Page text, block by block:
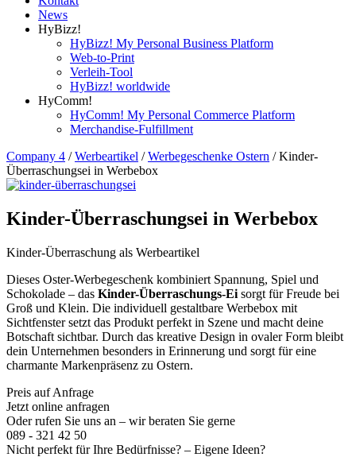
News
HyBizz!
HyBizz! My Personal Business Platform
Web-to-Print
Verleih-Tool
HyBizz! worldwide
HyComm!
HyComm! My Personal Commerce Platform
Merchandise-Fulfillment
Company 4 / Werbeartikel / Werbegeschenke Ostern / Kinder-
Überraschungsei in Werbebox
Kinder-Überraschungsei in Werbebox
Kinder-Überraschung als Werbeartikel
Dieses Oster-Werbegeschenk kombiniert Spannung, Spiel und
Schokolade – das Kinder-Überraschungs-Ei sorgt für Freude bei
Groß und Klein. Die individuell gestaltbare Werbebox mit
Sichtfenster setzt das Produkt perfekt in Szene und macht deine
Botschaft sichtbar. Durch das kreative Design in ovaler Form bleibt
dein Unternehmen besonders in Erinnerung und sorgt für eine
charmante Markenpräsenz zu Ostern.
Preis auf Anfrage
Jetzt online anfragen
Oder rufen Sie uns an – wir beraten Sie gerne
089 - 321 42 50
Nicht perfekt für Ihre Bedürfnisse? – Eigene Ideen?